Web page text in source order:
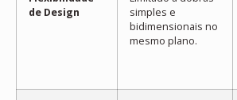
de Design
simples e
bidimensionais no
mesmo plano.